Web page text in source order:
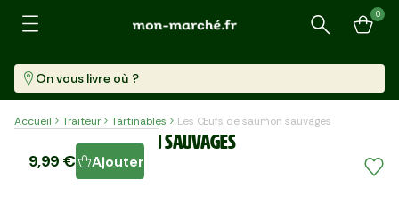
Recherche
0
On vous livre où ?
Accueil Traiteur Tartinables Les Œufs de saumon sauvages
Les Œufs de saumon sauvages
9,99 € Ajouter